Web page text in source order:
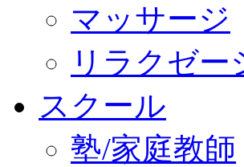
マッサージ
リラクゼー
スクール
塾/家庭教師